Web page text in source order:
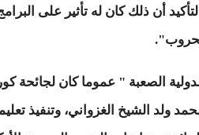
أن ذلك كان له تأثير على
الصعبة " عموما كان لجائحة
ولد الشيخ الغزواني، وتنفيذ